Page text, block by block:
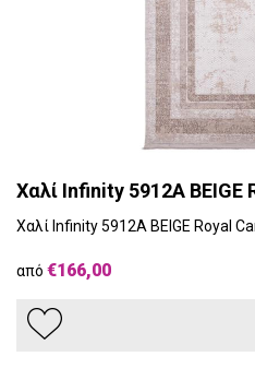
Χαλί Infinity 5912A BEIGE
Χαλί Infinity 5912A BEIGE Royal
από €166,00